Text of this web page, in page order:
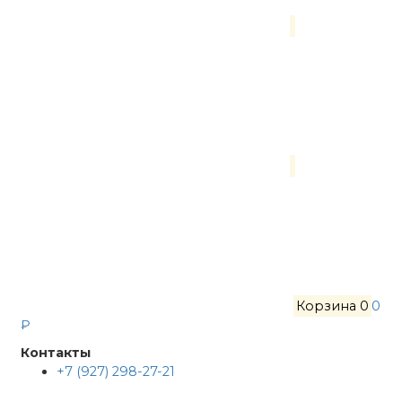
Корзина 0 0
₽
Контакты
+7 (927) 298-27-21